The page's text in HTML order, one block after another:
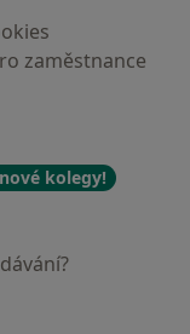
zaměstnance
kolegy!